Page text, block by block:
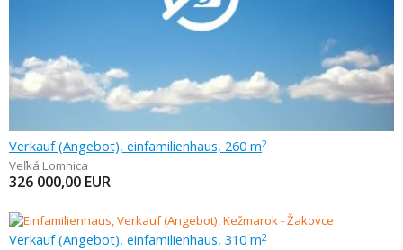
Verkauf (Angebot), einfamilienhaus, 260 m2
Veľká Lomnica
326 000,00 EUR
Verkauf (Angebot), einfamilienhaus, 310 m2